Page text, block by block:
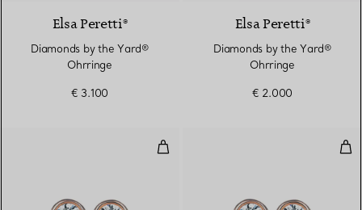
Elsa Peretti®
Diamonds by the Yard®
Ohrringe
€ 3.100
Elsa Peretti®
Diamonds by the Yard®
Ohrringe
€ 2.000
Diamonds by the Yard®